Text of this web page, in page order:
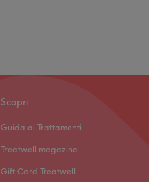
Scopri
Guida ai Trattamenti
Treatwell magazine
Gift Card Treatwell